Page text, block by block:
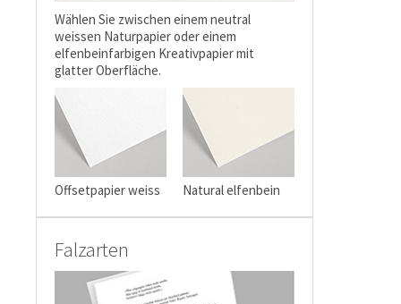
Wählen Sie zwischen einem neutral
weissen Naturpapier oder einem
elfenbeinfarbigen Kreativpapier mit
glatter Oberfläche.
Offsetpapier weiss Natural elfenbein
Falzarten